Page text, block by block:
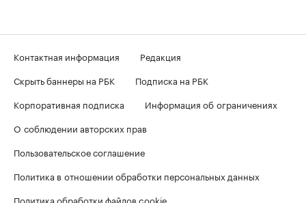
Контактная информация
Редакция
Скрыть баннеры на РБК
Подписка на РБК
Корпоративная подписка
Информация об ограничениях
О соблюдении авторских прав
Пользовательское соглашение
Политика в отношении обработки персональных данных
Политика обработки файлов cookie